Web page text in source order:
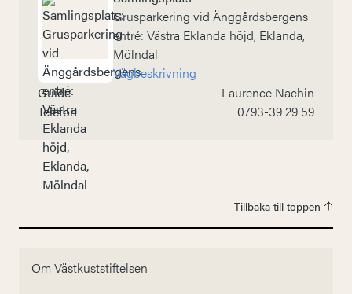
Grusparkering vid Änggårdsbergens
entré: Västra Eklanda höjd, Eklanda,
Mölndal
Vägbeskrivning
Guide
Laurence Nachin
Telefon
0793-39 29 59
Tillbaka till toppen
Om Västkuststiftelsen